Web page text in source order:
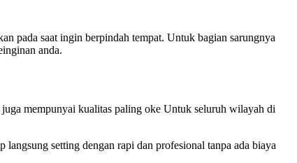
pada saat ingin berpindah tempat. Untuk bagian sarungnya
anda.
mempunyai kualitas paling oke Untuk seluruh wilayah di
langsung setting dengan rapi dan profesional tanpa ada biaya